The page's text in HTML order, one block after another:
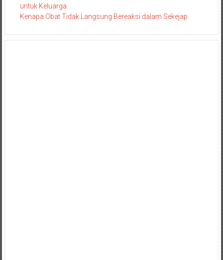
untuk Keluarga
Kenapa Obat Tidak Langsung Bereaksi dalam Sekejap